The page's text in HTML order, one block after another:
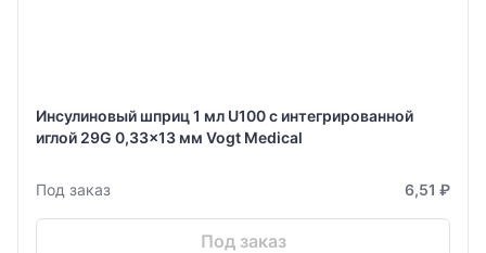
Инсулиновый шприц 1 мл U100 с интегрированной
иглой 29G 0,33x13 мм Vogt Medical
Под заказ 6,51 ₽
Под заказ